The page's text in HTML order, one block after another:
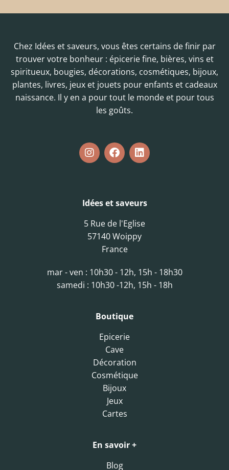
Chez Idées et saveurs, vous êtes certains de finir par
trouver votre bonheur : épicerie fine, bières, vins et
spiritueux, bougies, décorations, cosmétiques, bijoux,
plantes, livres, jeux et jouets pour enfants et cadeaux
naissance. Il y en a pour tout le monde et pour tous
les goûts.
Idées et saveurs
5 Rue de l'Eglise
57140 Woippy
France
mar - ven : 10h30 - 12h, 15h - 18h30
samedi : 10h30 -12h, 15h - 18h
Boutique
Epicerie
Cave
Décoration
Cosmétique
Bijoux
Jeux
Cartes
En savoir +
Blog